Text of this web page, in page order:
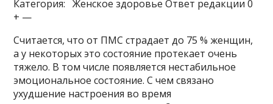
Категория: Женское здоровьеОтвет редакции 0
+ —
Считается, что от ПМС страдает до 75 % женщин,
а у некоторых это состояние протекает очень
тяжело. В том числе появляется нестабильное
эмоциональное состояние. С чем связано
ухудшение настроения во время